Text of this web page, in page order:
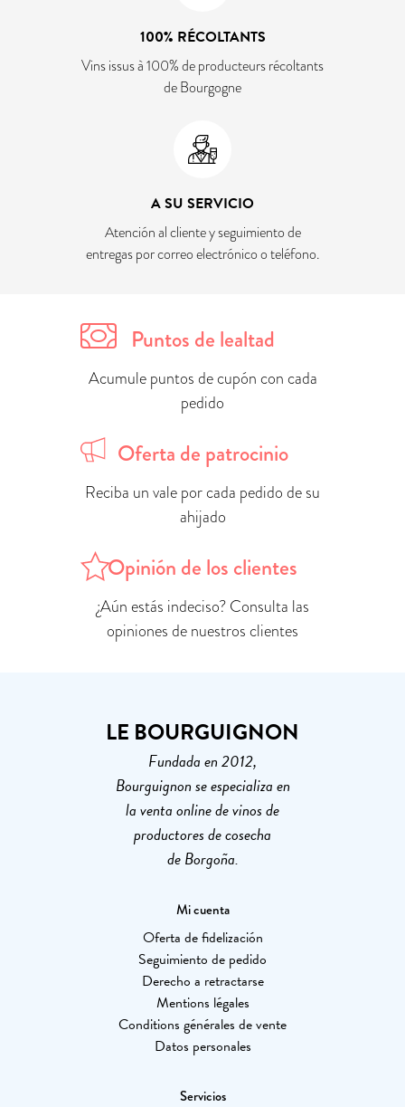
100% RÉCOLTANTS
Vins issus à 100% de producteurs récoltants
de Bourgogne
A SU SERVICIO
Atención al cliente y seguimiento de
entregas por correo electrónico o teléfono.
Puntos de lealtad
Acumule puntos de cupón con cada
pedido
Oferta de patrocinio
Reciba un vale por cada pedido de su
ahijado
Opinión de los clientes
¿Aún estás indeciso? Consulta las
opiniones de nuestros clientes
LE BOURGUIGNON
Fundada en 2012,
Bourguignon se especializa en
la venta online de vinos de
productores de cosecha
de Borgoña.
Mi cuenta
Oferta de fidelización
Seguimiento de pedido
Derecho a retractarse
Mentions légales
Conditions générales de vente
Datos personales
Servicios